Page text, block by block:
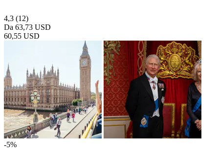
4,3 (12)
Da 63,73 USD
60,55 USD
-5%